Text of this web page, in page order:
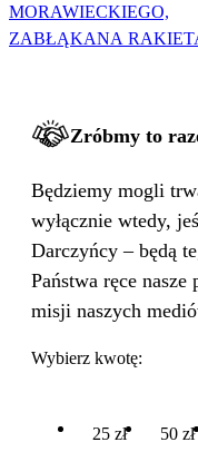
MORAWIECKIEGO,
ZABŁĄKANA
Zróbmy to
Będziemy mogli
wyłącznie wtedy,
Darczyńcy – będą
Państwa ręce
misji naszych
Wybierz kwotę:
25 zł 50 zł